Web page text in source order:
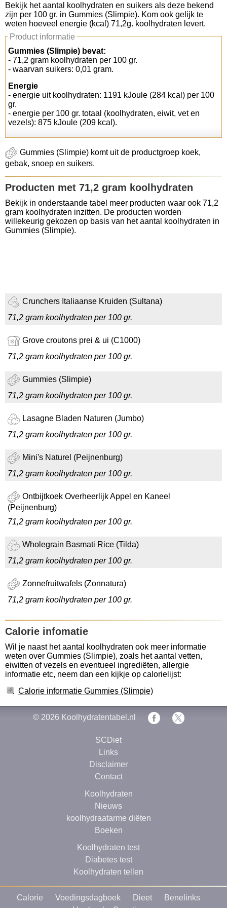
Koolhydraten tellen
Links
Bekijk het aantal koolhydraten en suikers als deze bekend
zijn per 100 gr. in Gummies (Slimpie). Kom ook gelijk te
weten hoeveel energie (kcal) 71,2g. koolhydraten levert.
Product informatie
Gummies (Slimpie) bevat:
- 71,2 gram koolhydraten per 100 gr.
- waarvan suikers: 0,01 gram.
Energie
- energie uit koolhydraten: 1191 kJoule (284 kcal) per 100
gr.
- energie per 100 gr. totaal (koolhydraten, eiwit, vet en
vezels): 875 kJoule (209 kcal).
Gummies (Slimpie) komt uit de productgroep koek,
gebak, snoep en suikers.
Producten met 71,2 gram koolhydraten
Bekijk in onderstaande tabel meer producten waar ook 71,2
gram koolhydraten inzitten. De producten worden
willekeurig gekozen op basis van het aantal koolhydraten in
Gummies (Slimpie).
Crunchers Italiaanse Kruiden (Sultana)
71,2 gram koolhydraten per 100 gr.
Grove croutons prei & ui (C1000)
71,2 gram koolhydraten per 100 gr.
Gummies (Slimpie)
71,2 gram koolhydraten per 100 gr.
Lasagne Bladen Naturen (Jumbo)
71,2 gram koolhydraten per 100 gr.
Mini's Naturel (Peijnenburg)
71,2 gram koolhydraten per 100 gr.
Ontbijtkoek Overheerlijk Appel en Kaneel
(Peijnenburg)
71,2 gram koolhydraten per 100 gr.
Wholegrain Basmati Rice (Tilda)
71,2 gram koolhydraten per 100 gr.
Zonnefruitwafels (Zonnatura)
71,2 gram koolhydraten per 100 gr.
Calorie infomatie
Wil je naast het aantal koolhydraten ook meer informatie
weten over Gummies (Slimpie), zoals het aantal vetten,
eiwitten of vezels en eventueel ingrediëten, allergie
informatie etc, neem dan een kijkje op calorielijst:
Calorie informatie Gummies (Slimpie)
© 2026 Koolhydratentabel.nl
SCDiet
Links
Disclaimer
Contact
Koolhydraten
Nieuws
koolhydraatarme diëten
Boeken
Koolhydraten test
Diabetes test
Koolhydraten tellen
Calorie Voedingsdagboek Dieet
Benelinks